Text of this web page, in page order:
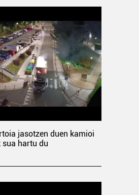
jasotzen duen kamioi
sua hartu du